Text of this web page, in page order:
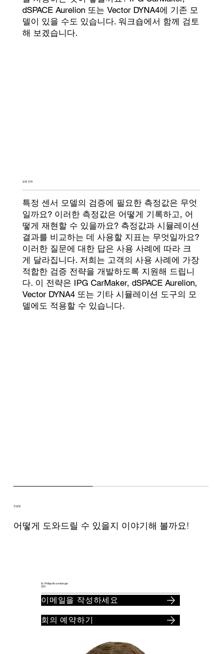
dSPACE Aurelion 또는 Vector DYNA4에 기존 모
델이 있을 수도 있습니다. 워크숍에서 함께 검토
해 보겠습니다.
검증 전략
특정 센서 모델의 검증에 필요한 측정값은 무엇
일까요? 이러한 측정값은 어떻게 기록하고, 어
떻게 재현할 수 있을까요? 측정값과 시뮬레이션
결과를 비교하는 데 사용할 지표는 무엇일까요?
이러한 질문에 대한 답은 사용 사례에 따라 크
게 달라집니다. 저희는 고객의 사용 사례에 가장
적합한 검증 전략을 개발하도록 지원해 드립니
다. 이 전략은 IPG CarMaker, dSPACE Aurelion,
Vector DYNA4 또는 기타 시뮬레이션 도구의 모
델에도 적용할 수 있습니다.
컨설팅
어떻게 도와드릴 수 있을지 이야기해 볼까요!
Dr. Philipp Rosenberger
CEO
이메일을 작성하세요
회의 예약하기